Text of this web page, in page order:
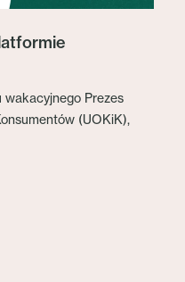
wakacyjnego Prezes
(UOKiK),